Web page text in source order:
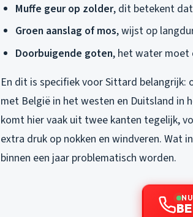
Muffe geur op zolder, dit betekent
Groen aanslag of mos, wijst op
Doorbuigende goten, het water moet
En dit is specifiek voor Sittard belangrijk:
met België in het westen en Duitsland in
komt hier vaak uit twee kanten tegelijk,
extra druk op nokken en windveren. Wat
binnen een jaar problematisch worden.